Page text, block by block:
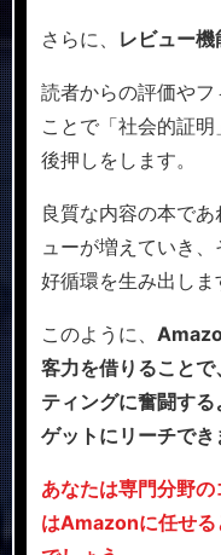
さらに、 レビュー機
読者からの評価やフ
ことで「社会的証
後押しをします。
良質な内容の本で
ューが増えていき
好循環を生み出しま
このように、
客力を借りること
ティングに奮闘す
ゲットにリーチでき
あなたは専門分野
はAmazonに任せる